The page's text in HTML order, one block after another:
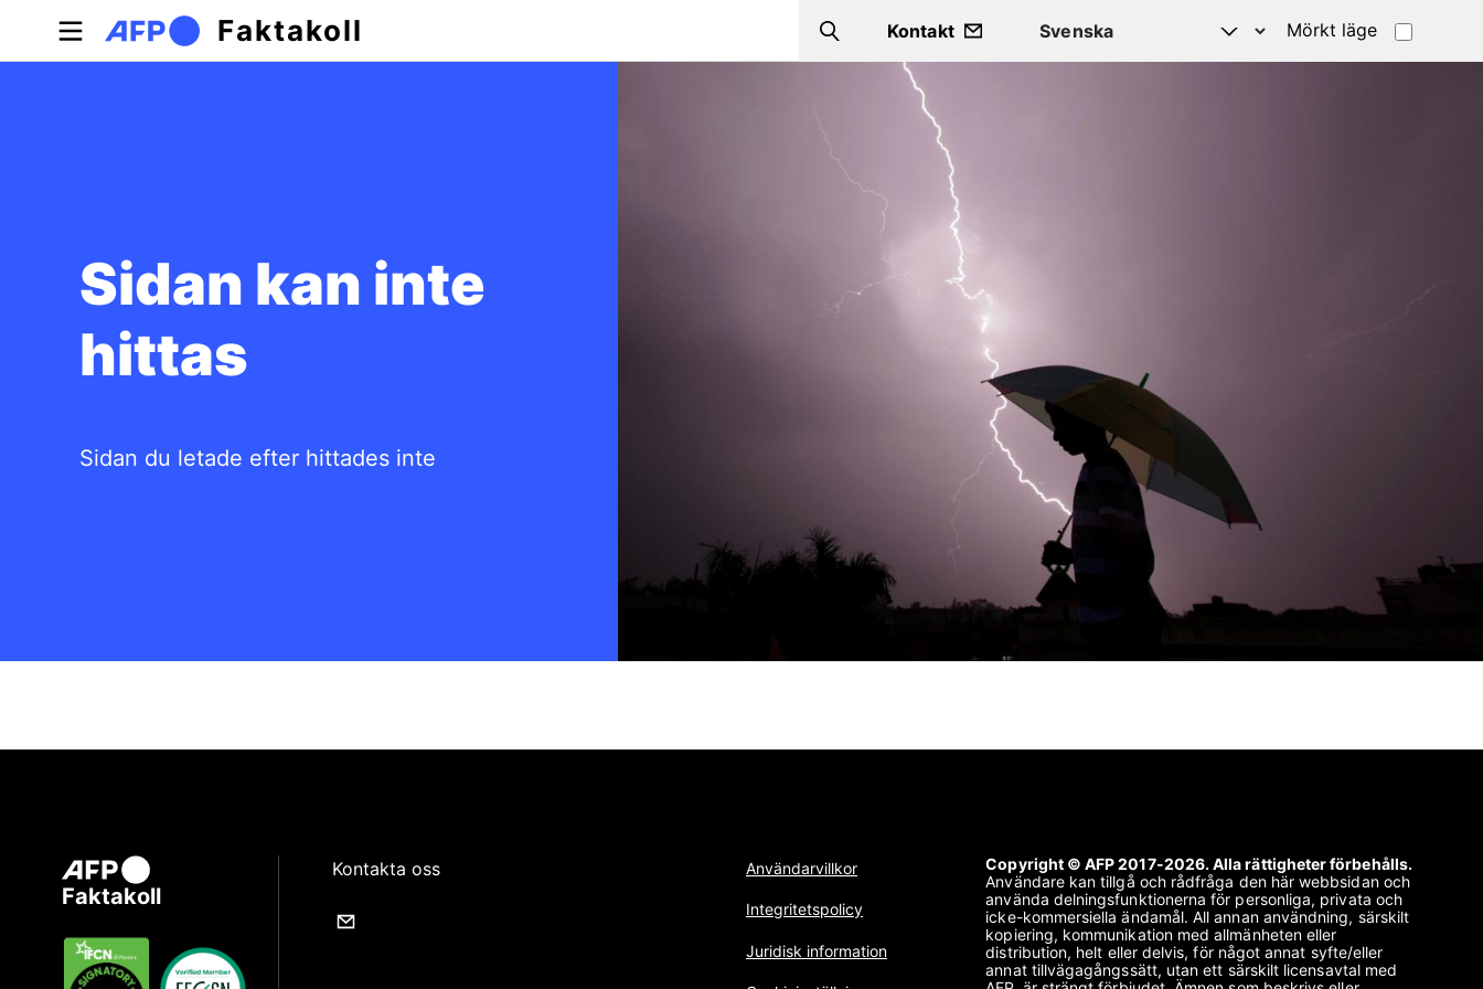
Hoppa till huvudinnehåll
Faktakoll Search
Kontakt Mörkt läge
Sidan kan inte
hittas
Sidan du letade efter hittades inte
Faktakoll
Kontakta oss Användarvillkor
Integritetspolicy
Juridisk information
Copyright © AFP 2017-2026. Alla rättigheter förbehålls.
Användare kan tillgå och rådfråga den här webbsidan och
använda delningsfunktionerna för personliga, privata och
icke-kommersiella ändamål. All annan användning, särskilt
kopiering, kommunikation med allmänheten eller
distribution, helt eller delvis, för något annat syfte/eller
annat tillvägagångssätt, utan ett särskilt licensavtal med